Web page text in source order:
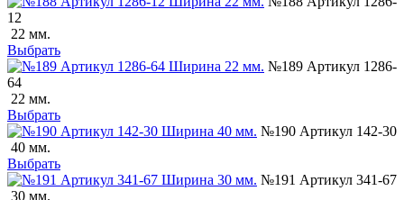
12
22 мм.
Выбрать
№189 Артикул 1286-
64
22 мм.
Выбрать
№190 Артикул 142-30
40 мм.
Выбрать
№191 Артикул 341-67
30 мм.